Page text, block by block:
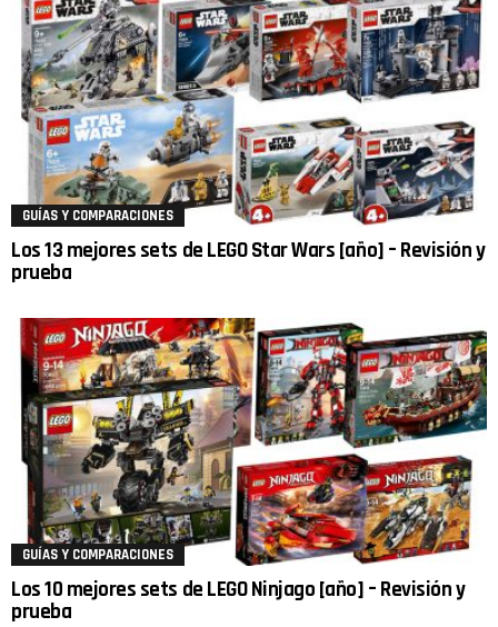
GUÍAS Y COMPARACIONES
Los 13 mejores sets de LEGO Star Wars [año] – Revisión y
prueba
GUÍAS Y COMPARACIONES
Los 10 mejores sets de LEGO Ninjago [año] – Revisión y
prueba